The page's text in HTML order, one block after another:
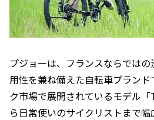
プジョーは、フランスならでは
用性を兼ね備えた自転車ブラン
ク市場で展開されているモデル
ら日常使いのサイクリストまで